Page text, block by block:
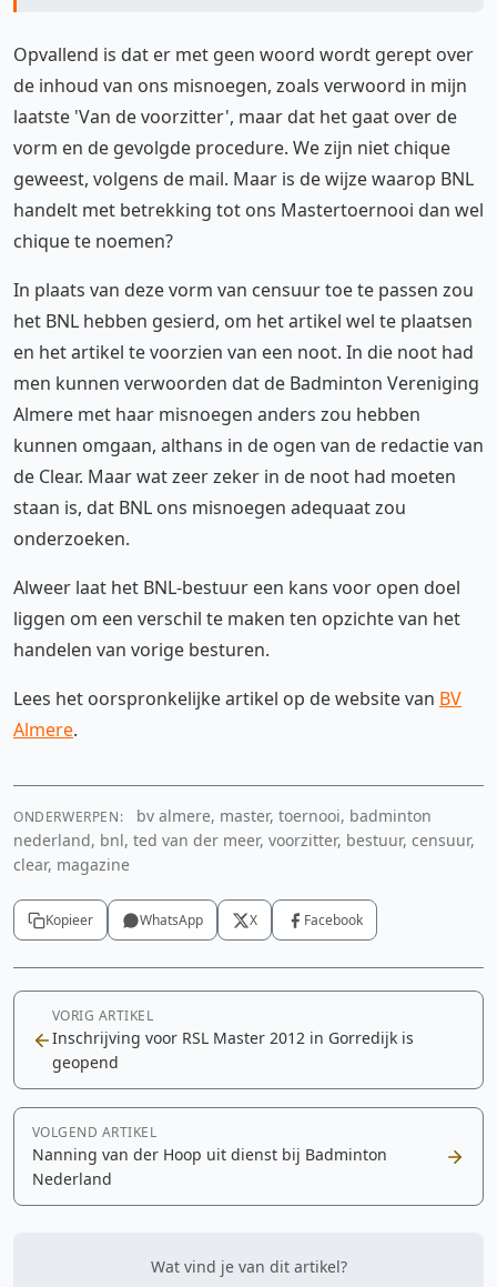
Opvallend is dat er met geen woord wordt gerept over
de inhoud van ons misnoegen, zoals verwoord in mijn
laatste 'Van de voorzitter', maar dat het gaat over de
vorm en de gevolgde procedure. We zijn niet chique
geweest, volgens de mail. Maar is de wijze waarop BNL
handelt met betrekking tot ons Mastertoernooi dan wel
chique te noemen?
In plaats van deze vorm van censuur toe te passen zou
het BNL hebben gesierd, om het artikel wel te plaatsen
en het artikel te voorzien van een noot. In die noot had
men kunnen verwoorden dat de Badminton Vereniging
Almere met haar misnoegen anders zou hebben
kunnen omgaan, althans in de ogen van de redactie van
de Clear. Maar wat zeer zeker in de noot had moeten
staan is, dat BNL ons misnoegen adequaat zou
onderzoeken.
Alweer laat het BNL-bestuur een kans voor open doel
liggen om een verschil te maken ten opzichte van het
handelen van vorige besturen.
Lees het oorspronkelijke artikel op de website van BV
Almere.
ONDERWERPEN:
bv almere, master, toernooi, badminton
nederland, bnl, ted van der meer, voorzitter, bestuur, censuur,
clear, magazine
Kopieer WhatsApp X Facebook
VORIG ARTIKEL
Inschrijving voor RSL Master 2012 in Gorredijk is
geopend
VOLGEND ARTIKEL
Nanning van der Hoop uit dienst bij Badminton
Nederland
Wat vind je van dit artikel?